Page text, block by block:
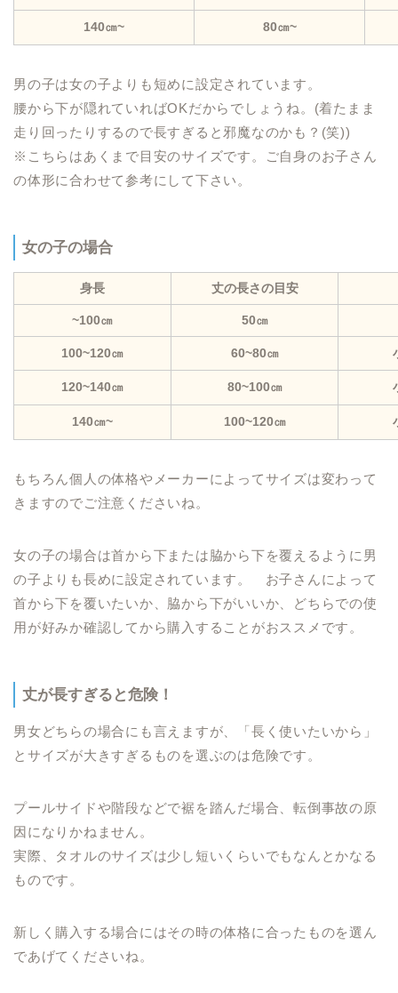
140㎝~ 80㎝~
男の子は女の子よりも短めに設定されています。
腰から下が隠れていればOKだからでしょうね。(着たまま
走り回ったりするので長すぎると邪魔なのかも？(笑))
※こちらはあくまで目安のサイズです。ご自身のお子さん
の体形に合わせて参考にして下さい。
女の子の場合
身長 丈の長さの目安
~100㎝ 50㎝
100~120㎝ 60~80㎝
120~140㎝ 80~100㎝
140㎝~ 100~120㎝
もちろん個人の体格やメーカーによってサイズは変わって
きますのでご注意くださいね。
女の子の場合は首から下または脇から下を覆えるように男
の子よりも長めに設定されています。 お子さんによって
首から下を覆いたいか、脇から下がいいか、どちらでの使
用が好みか確認してから購入することがおススメです。
丈が長すぎると危険！
男女どちらの場合にも言えますが、「長く使いたいから」
とサイズが大きすぎるものを選ぶのは危険です。
プールサイドや階段などで裾を踏んだ場合、転倒事故の原
因になりかねません。
実際、タオルのサイズは少し短いくらいでもなんとかなる
ものです。
新しく購入する場合にはその時の体格に合ったものを選ん
であげてくださいね。